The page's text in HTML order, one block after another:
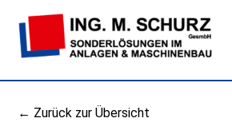
← Zurück zur Übersicht